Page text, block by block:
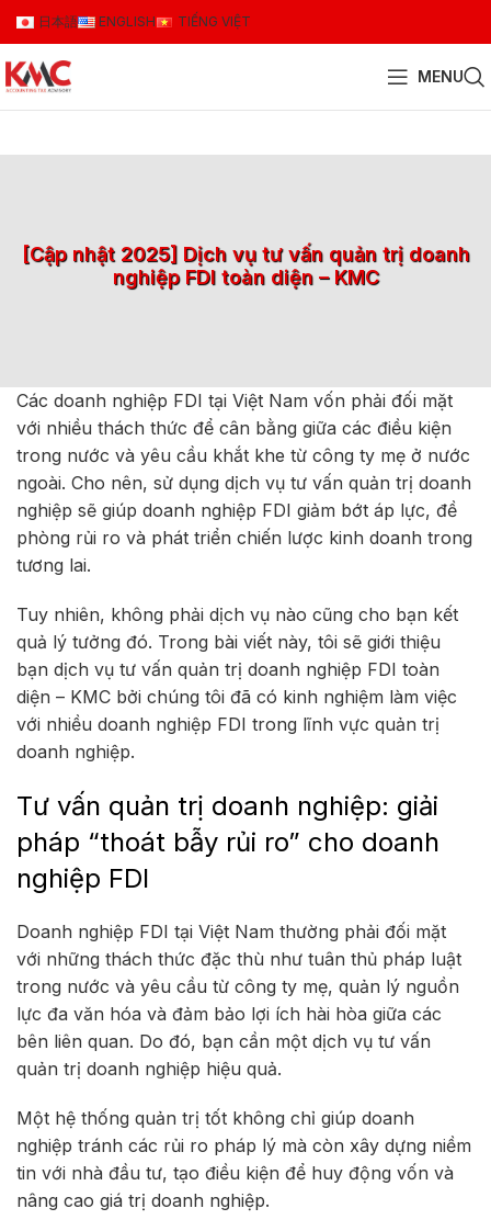
日本語 ENGLISH TIẾNG VIỆT
MENU
[Cập nhật 2025] Dịch vụ tư vấn quản trị doanh
nghiệp FDI toàn diện – KMC
Các doanh nghiệp FDI tại Việt Nam vốn phải đối mặt
với nhiều thách thức để cân bằng giữa các điều kiện
trong nước và yêu cầu khắt khe từ công ty mẹ ở nước
ngoài. Cho nên, sử dụng dịch vụ tư vấn quản trị doanh
nghiệp sẽ giúp doanh nghiệp FDI giảm bớt áp lực, đề
phòng rủi ro và phát triển chiến lược kinh doanh trong
tương lai.
Tuy nhiên, không phải dịch vụ nào cũng cho bạn kết
quả lý tưởng đó. Trong bài viết này, tôi sẽ giới thiệu
bạn dịch vụ tư vấn quản trị doanh nghiệp FDI toàn
diện – KMC bởi chúng tôi đã có kinh nghiệm làm việc
với nhiều doanh nghiệp FDI trong lĩnh vực quản trị
doanh nghiệp.
Tư vấn quản trị doanh nghiệp: giải
pháp “thoát bẫy rủi ro” cho doanh
nghiệp FDI
Doanh nghiệp FDI tại Việt Nam thường phải đối mặt
với những thách thức đặc thù như tuân thủ pháp luật
trong nước và yêu cầu từ công ty mẹ, quản lý nguồn
lực đa văn hóa và đảm bảo lợi ích hài hòa giữa các
bên liên quan. Do đó, bạn cần một dịch vụ tư vấn
quản trị doanh nghiệp hiệu quả.
Một hệ thống quản trị tốt không chỉ giúp doanh
nghiệp tránh các rủi ro pháp lý mà còn xây dựng niềm
tin với nhà đầu tư, tạo điều kiện để huy động vốn và
nâng cao giá trị doanh nghiệp.